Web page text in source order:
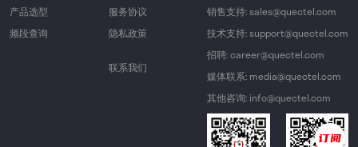
产品选型
频段查询
服务协议
隐私政策
联系我们
销售支持: sales@quectel.com
技术支持: support@quectel.com
招聘: career@quectel.com
媒体联系: media@quectel.com
其他咨询: info@quectel.com